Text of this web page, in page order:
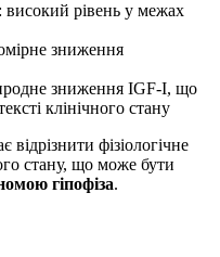
високий рівень у межах
зниження
зниження IGF-I, що
клінічного стану
відрізнити фізіологічне
стану, що може бути
гіпофіза.